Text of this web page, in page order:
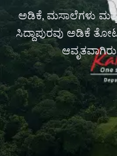
ಅಡಿಕೆ, ಮಸಾಲೆಗಳು
ಸಿದ್ದಾಪುರವು ಅಡಿಕೆ